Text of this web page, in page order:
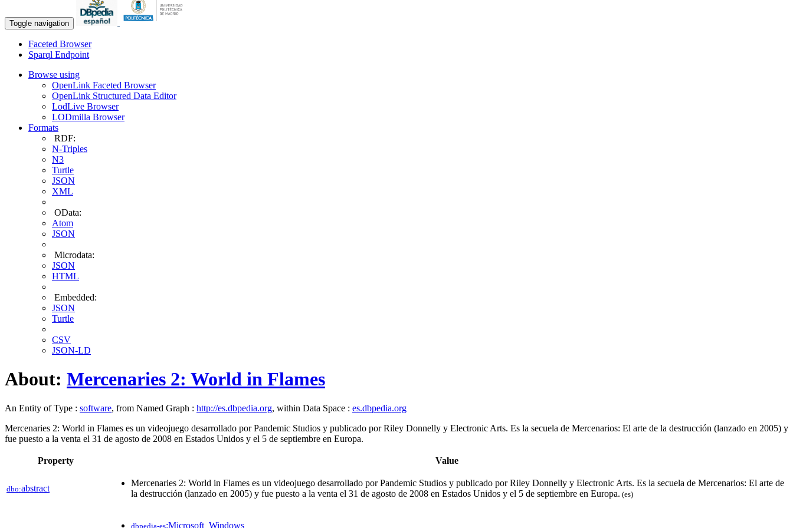
Toggle navigation
Faceted Browser
Sparql Endpoint
Browse using
OpenLink Faceted Browser
OpenLink Structured Data Editor
LodLive Browser
LODmilla Browser
Formats
RDF:
N-Triples
N3
Turtle
JSON
XML
OData:
Atom
JSON
Microdata:
JSON
HTML
Embedded:
JSON
Turtle
CSV
JSON-LD
About: Mercenaries 2: World in Flames
An Entity of Type : software, from Named Graph : http://es.dbpedia.org, within Data Space : es.dbpedia.org
Mercenaries 2: World in Flames es un videojuego desarrollado por Pandemic Studios y publicado por Riley Donnelly y Electronic Arts. Es la secuela de Mercenarios: El arte de la destrucción (lanzado en 2005) y
fue puesto a la venta el 31 de agosto de 2008 en Estados Unidos y el 5 de septiembre en Europa.
Property Value
dbo:abstract
Mercenaries 2: World in Flames es un videojuego desarrollado por Pandemic Studios y publicado por Riley Donnelly y Electronic Arts. Es la secuela de Mercenarios: El arte de
la destrucción (lanzado en 2005) y fue puesto a la venta el 31 de agosto de 2008 en Estados Unidos y el 5 de septiembre en Europa. (es)
dbpedia-es:Microsoft_Windows